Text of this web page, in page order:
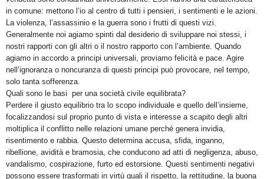
in comune: mettono l’io al centro di tutti i pensieri, i sentimenti e le azioni.
La violenza, l’assassinio e la guerra sono i frutti di questi vizi.
Generalmente noi agiamo spinti dal desiderio di sviluppare noi stessi, i
nostri rapporti con gli altri o il nostro rapporto con l’ambiente. Quando
agiamo in accordo a principi universali, proviamo felicità e pace. Agire
nell’ignoranza o noncuranza di questi principi può provocare, nel tempo,
solo tanta sofferenza.
Quali sono le basi per una società civile equilibrata?
Perdere il giusto equilibrio tra lo scopo individuale e quello dell’insieme,
focalizzandosi sul proprio punto di vista e interesse a scapito degli altri
moltiplica il conflitto nelle relazioni umane perché genera invidia,
risentimento e rabbia. Questo determina accusa, sfida, inganno,
ribellione, avidità e bramosia, che conducono ad atti di negligenza, abuso,
vandalismo, cospirazione, furto ed estorsione. Questi sentimenti negativi
possono essere trasformati in virtù quali il rispetto, la rettitudine, la buona